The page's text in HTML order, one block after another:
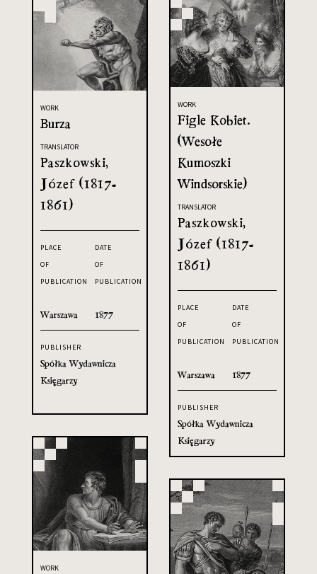
WORK
Figle Kobiet.
(Wesołe
Kumoszki
Windsorskie)
TRANSLATOR
Paszkowski,
Józef (1817-
1861)
PLACE
OF
PUBLICATION
Warszawa
DATE
OF
PUBLICATION
1877
PUBLISHER
Spółka Wydawnicza
Księgarzy
WORK
Burza
TRANSLATOR
Paszkowski,
Józef (1817-
1861)
PLACE
OF
PUBLICATION
Warszawa
DATE
OF
PUBLICATION
1877
PUBLISHER
Spółka Wydawnicza
Księgarzy
WORK